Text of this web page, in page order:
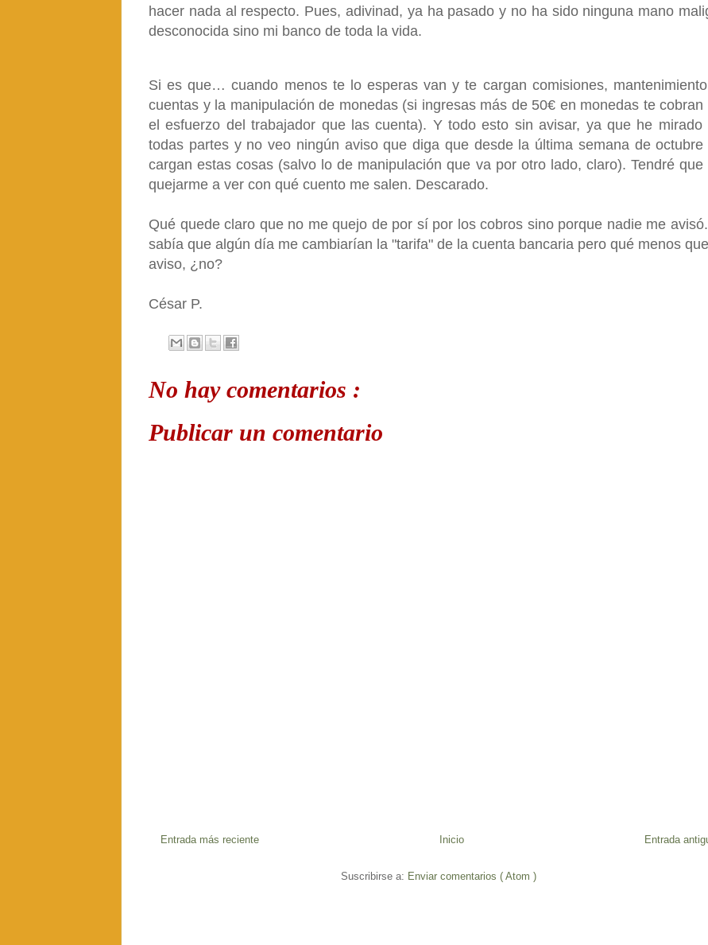
hacer nada al respecto. Pues, adivinad, ya ha pasado y no ha sido ninguna mano
desconocida sino mi banco de toda la vida.
Si es que… cuando menos te lo esperas van y te cargan comisiones,
cuentas y la manipulación de monedas (si ingresas más de 50€ en monedas te cobran
el esfuerzo del trabajador que las cuenta). Y todo esto sin avisar, ya que he mirado
todas partes y no veo ningún aviso que diga que desde la última semana de octubre
cargan estas cosas (salvo lo de manipulación que va por otro lado, claro). Tendré que
quejarme a ver con qué cuento me salen. Descarado.
Qué quede claro que no me quejo de por sí por los cobros sino porque nadie me
sabía que algún día me cambiarían la "tarifa" de la cuenta bancaria pero qué menos
aviso, ¿no?
César P.
No hay comentarios :
Publicar un comentario
Entrada más reciente Entrada
Inicio
Suscribirse a: Enviar comentarios ( Atom )